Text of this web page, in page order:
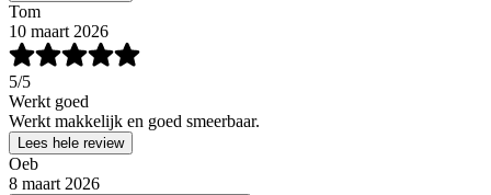
Tom
10 maart 2026
5/5
Werkt goed
Werkt makkelijk en goed smeerbaar.
Lees hele review
Oeb
8 maart 2026